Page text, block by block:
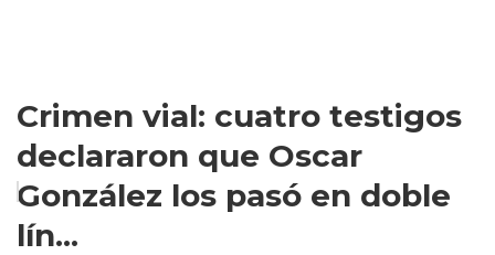
Crimen vial: cuatro testigos
declararon que Oscar
González los pasó en doble
lín...